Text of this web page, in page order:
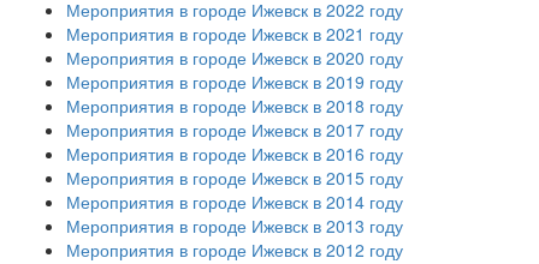
Мероприятия в городе Ижевск в 2022 году
Мероприятия в городе Ижевск в 2021 году
Мероприятия в городе Ижевск в 2020 году
Мероприятия в городе Ижевск в 2019 году
Мероприятия в городе Ижевск в 2018 году
Мероприятия в городе Ижевск в 2017 году
Мероприятия в городе Ижевск в 2016 году
Мероприятия в городе Ижевск в 2015 году
Мероприятия в городе Ижевск в 2014 году
Мероприятия в городе Ижевск в 2013 году
Мероприятия в городе Ижевск в 2012 году